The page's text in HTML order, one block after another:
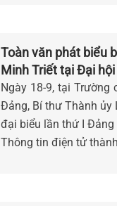
Toàn văn phát biểu
Minh Triết tại Đại
Nẵng, nhiệm kỳ
Ngày 18-9, tại Trường
Đảng, Bí thư Thành ủy
đại biểu lần thứ I Đảng
Thông tin điện tử